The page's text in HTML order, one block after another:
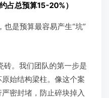
占总预算15-20%）
也是预算最容易产生“坑”
砖。我们团队的第一步是
原始结构梁柱。像这个案
密封堵，防止碎块掉入